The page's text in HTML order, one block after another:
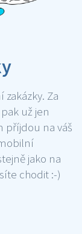
Za
už jen
příjdou na váš
jako na
chodit :-)